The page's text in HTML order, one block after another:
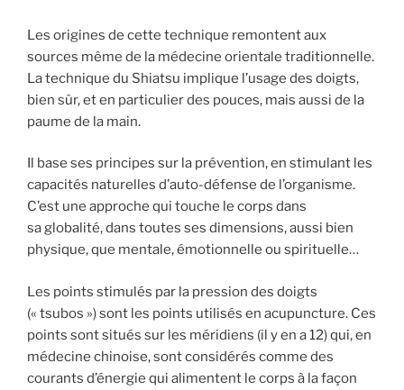
Les origines de cette technique remontent aux
sources même de la médecine orientale traditionnelle.
La technique du Shiatsu implique l’usage des doigts,
bien sûr, et en particulier des pouces, mais aussi de la
paume de la main.
Il base ses principes sur la prévention, en stimulant les
capacités naturelles d’auto-défense de l’organisme.
C’est une approche qui touche le corps dans
sa globalité, dans toutes ses dimensions, aussi bien
physique, que mentale, émotionnelle ou spirituelle…
Les points stimulés par la pression des doigts
(« tsubos ») sont les points utilisés en acupuncture. Ces
points sont situés sur les méridiens (il y en a 12) qui, en
médecine chinoise, sont considérés comme des
courants d’énergie qui alimentent le corps à la façon